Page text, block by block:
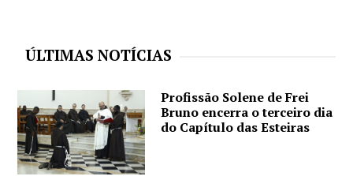
ÚLTIMAS NOTÍCIAS
Profissão Solene de Frei
Bruno encerra o terceiro dia
do Capítulo das Esteiras